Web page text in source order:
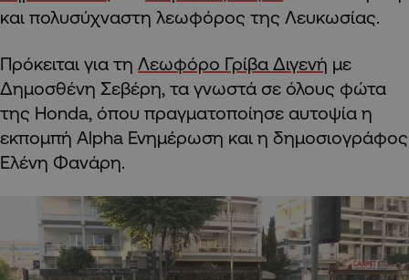
και πολυσύχναστη λεωφόρος της Λευκωσίας.
Πρόκειται για τη Λεωφόρο Γρίβα Διγενή με
Δημοσθένη Σεβέρη, τα γνωστά σε όλους φώτα
της Honda, όπου πραγματοποίησε αυτοψία η
εκπομπή Alpha Ενημέρωση και η δημοσιογράφος
Ελένη Φανάρη.